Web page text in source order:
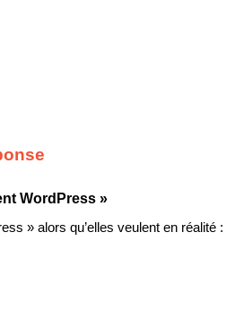
WordPress »
» alors qu’elles veulent en réalité :